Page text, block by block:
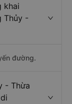
khai
Thủy -
đường.
- Thừa